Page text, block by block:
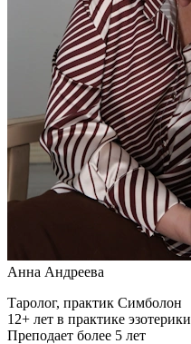
Анна Андреева
Таролог, практик Симболон
12+ лет в практике эзотерики
Преподает более 5 лет